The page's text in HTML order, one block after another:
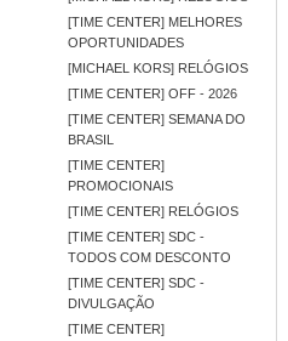
[TIME CENTER] MELHORES
OPORTUNIDADES
[MICHAEL KORS] RELÓGIOS
[TIME CENTER] OFF - 2026
[TIME CENTER] SEMANA DO
BRASIL
[TIME CENTER]
PROMOCIONAIS
[TIME CENTER] RELÓGIOS
[TIME CENTER] SDC -
TODOS COM DESCONTO
[TIME CENTER] SDC -
DIVULGAÇÃO
[TIME CENTER]